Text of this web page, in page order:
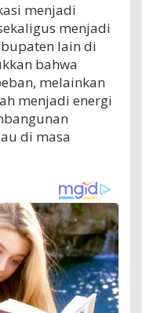
menjadi
menjadi
lain di
bahwa
melainkan
menjadi energi
di masa